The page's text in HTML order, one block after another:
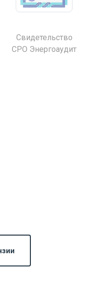
Свидетельство
СРО Энергоаудит